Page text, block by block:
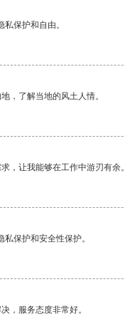
保护和自由。
，了解当地的风土人情。
，让我能够在工作中游刃有余。
保护和安全性保护。
，服务态度非常好。